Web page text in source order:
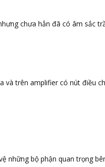
chưa hẳn đã có âm sắc
trên amplifier có nút điều
những bộ phận quan trọng